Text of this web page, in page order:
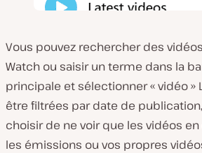
Vous pouvez rechercher des
Watch ou saisir un terme dans la
principale et sélectionner « vidéo »
être filtrées par date de
choisir de ne voir que les vidéos
les émissions ou vos propres